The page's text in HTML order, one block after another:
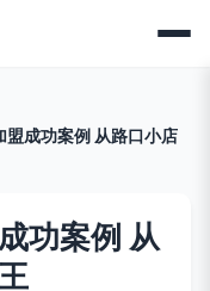
盟成功案例 从路口小店
功案例 从